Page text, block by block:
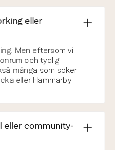
eller
Men eftersom vi
och tydlig
många som söker
eller Hammarby
eller community-